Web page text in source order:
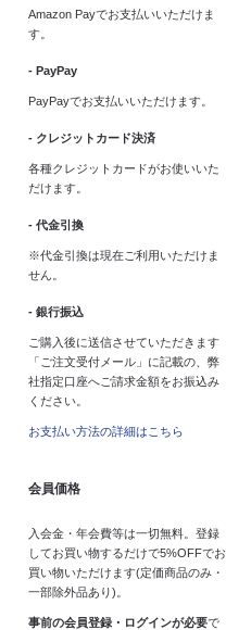
Amazon Payでお支払いいただけま
す。
- PayPay
PayPayでお支払いいただけます。
- クレジットカード決済
各種クレジットカードがお使いいた
だけます。
- 代金引換
※代金引換は現在ご利用いただけま
せん。
- 銀行振込
ご購入後に送信させていただきます
「ご注文受付メール」に記載の、弊
社指定口座へご請求金額をお振込み
ください。
お支払い方法の詳細はこちら
会員価格
入会金・年会費等は一切無料。登録
してお買い物するだけで5%OFFでお
買い物いただけます(定価商品のみ・
一部除外品あり)。
事前の会員登録・ログインが必要で